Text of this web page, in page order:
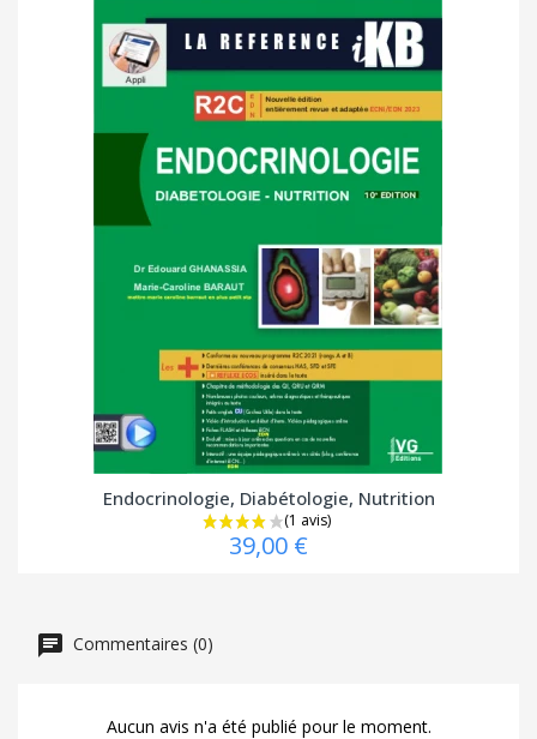
Endocrinologie, Diabétologie, Nutrition
39,00 €
Commentaires (0)
Aucun avis n'a été publié pour le moment.